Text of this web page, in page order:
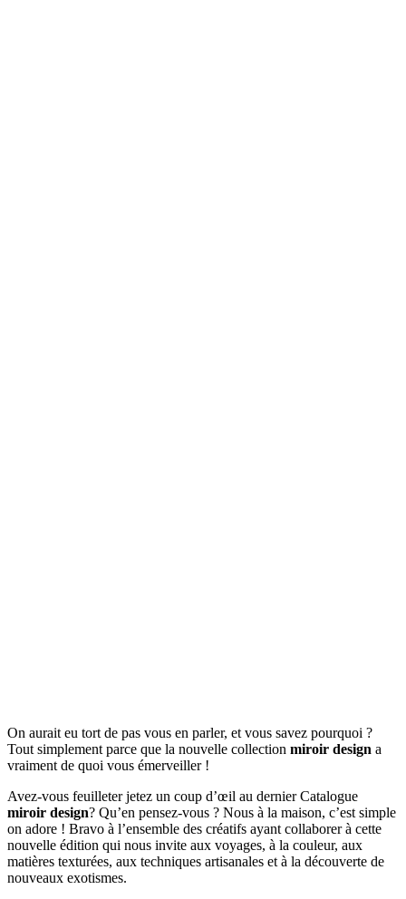
On aurait eu tort de pas vous en parler, et vous savez pourquoi ?
Tout simplement parce que la nouvelle collection miroir design a
vraiment de quoi vous émerveiller !
Avez-vous feuilleter jetez un coup d’œil au dernier Catalogue
miroir design? Qu’en pensez-vous ? Nous à la maison, c’est simple
on adore ! Bravo à l’ensemble des créatifs ayant collaborer à cette
nouvelle édition qui nous invite aux voyages, à la couleur, aux
matières texturées, aux techniques artisanales et à la découverte de
nouveaux exotismes.